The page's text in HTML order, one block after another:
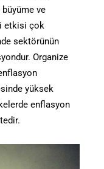
ve
etkisi çok
sektörünün
Organize
yüksek
enflasyon